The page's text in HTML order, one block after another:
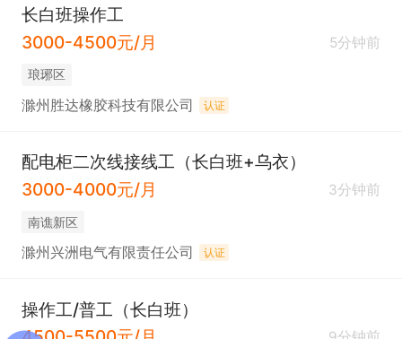
长白班操作工
3000-4500元/月
5分钟前
琅琊区
滁州胜达橡胶科技有限公司 认证
配电柜二次线接线工（长白班+乌衣）
3000-4000元/月
3分钟前
南谯新区
滁州兴洲电气有限责任公司 认证
操作工/普工（长白班）